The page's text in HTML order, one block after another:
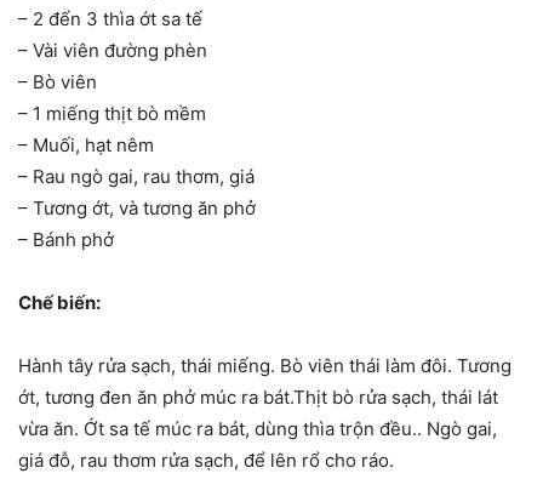
– 2 đến 3 thìa ớt sa tế
– Vài viên đường phèn
– Bò viên
– 1 miếng thịt bò mềm
– Muối, hạt nêm
– Rau ngò gai, rau thơm, giá
– Tương ớt, và tương ăn phở
– Bánh phở
Chế biến:
Hành tây rửa sạch, thái miếng. Bò viên thái làm đôi. Tương
ớt, tương đen ăn phở múc ra bát.Thịt bò rửa sạch, thái lát
vừa ăn. Ớt sa tế múc ra bát, dùng thìa trộn đều.. Ngò gai,
giá đỗ, rau thơm rửa sạch, để lên rổ cho ráo.